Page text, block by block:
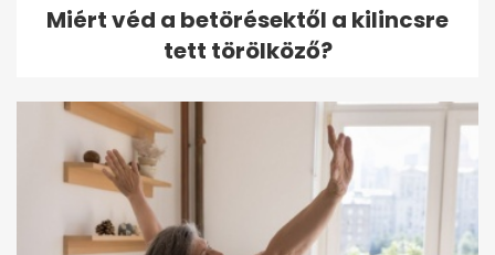
Miért véd a betörésektől a kilincsre
tett törölköző?